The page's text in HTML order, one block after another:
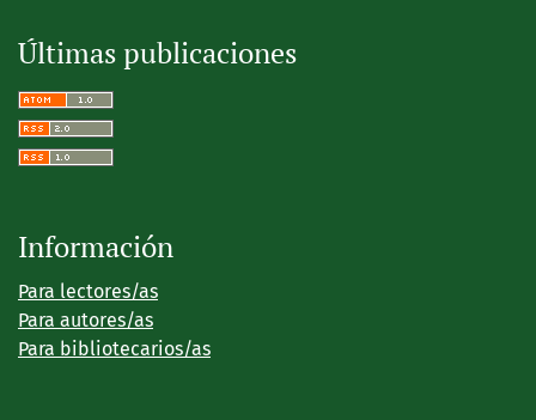
Últimas publicaciones
Información
Para lectores/as
Para autores/as
Para bibliotecarios/as